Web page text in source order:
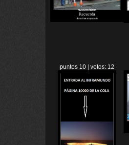
puntos 10 | votos: 12